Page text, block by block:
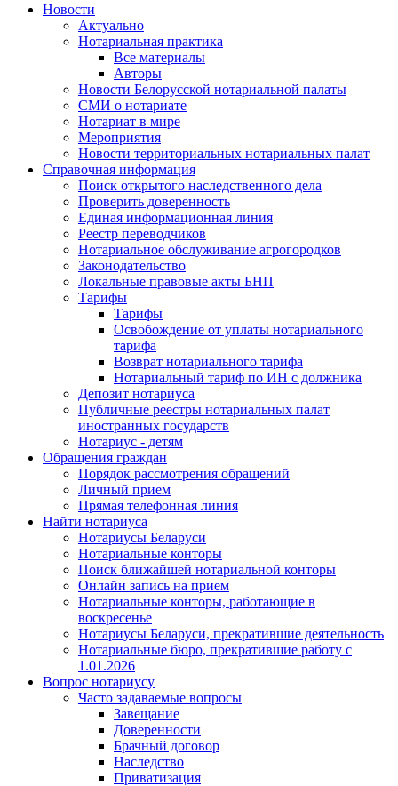
Новости
Актуально
Нотариальная практика
Все материалы
Авторы
Новости Белорусской нотариальной палаты
СМИ о нотариате
Нотариат в мире
Мероприятия
Новости территориальных нотариальных палат
Справочная информация
Поиск открытого наследственного дела
Проверить доверенность
Единая информационная линия
Реестр переводчиков
Нотариальное обслуживание агрогородков
Законодательство
Локальные правовые акты БНП
Тарифы
Тарифы
Освобождение от уплаты нотариального
тарифа
Возврат нотариального тарифа
Нотариальный тариф по ИН с должника
Депозит нотариуса
Публичные реестры нотариальных палат
иностранных государств
Нотариус - детям
Обращения граждан
Порядок рассмотрения обращений
Личный прием
Прямая телефонная линия
Найти нотариуса
Нотариусы Беларуси
Нотариальные конторы
Поиск ближайшей нотариальной конторы
Онлайн запись на прием
Нотариальные конторы, работающие в
воскресенье
Нотариусы Беларуси, прекратившие деятельность
Нотариальные бюро, прекратившие работу с
1.01.2026
Вопрос нотариусу
Часто задаваемые вопросы
Завещание
Доверенности
Брачный договор
Наследство
Приватизация